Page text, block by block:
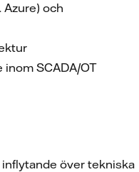
Azure) och
SCADA/OT
över tekniska